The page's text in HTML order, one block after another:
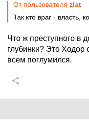
От пользователя zlat
Так кто враг - власть,
Что ж преступного в
глубинки? Это Ходор
всем поглумился.